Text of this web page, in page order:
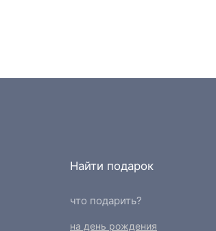
Найти подарок
что подарить?
на день рождения